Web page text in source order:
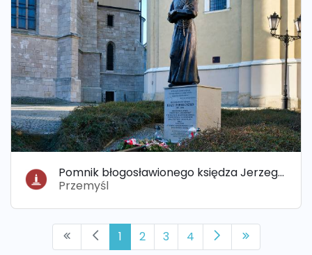
Pomnik błogosławionego księdza Jerzego Popiełuszki
Przemyśl
1 2 3 4